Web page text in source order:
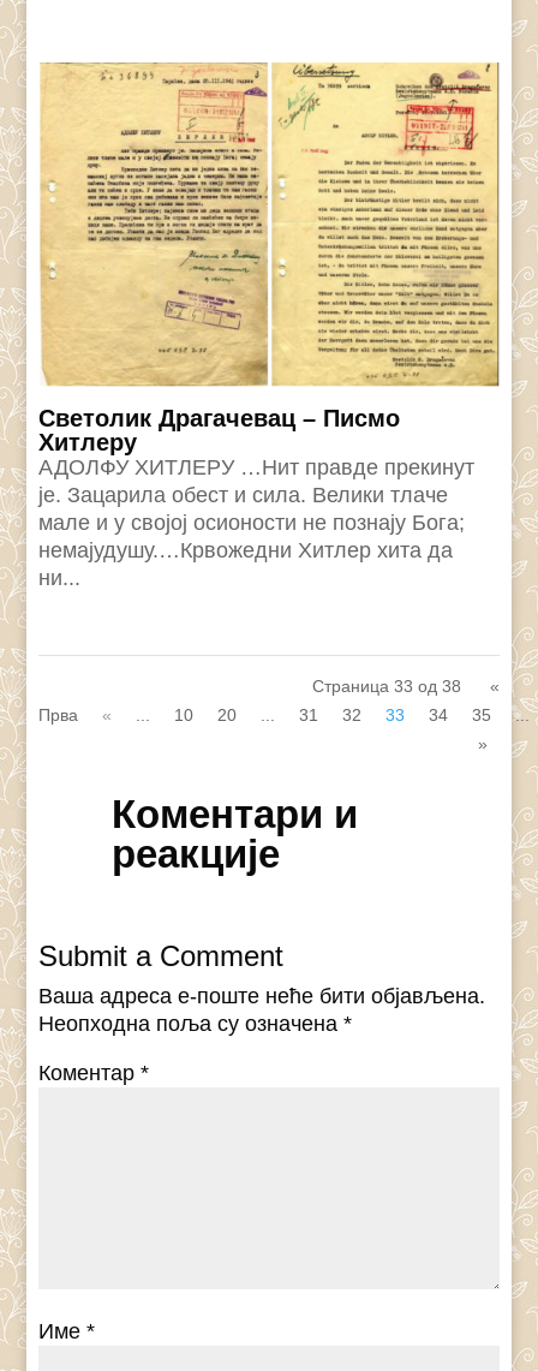
Светолик Драгачевац – Писмо
Хитлеру
АДОЛФУ ХИТЛЕРУ …Нит правде прекинут
је. Зацарила обест и сила. Велики тлаче
мале и у својој осионости не познају Бога;
немајудушу.…Крвожедни Хитлер хита да
ни...
Страница 33 од 38
«
Прва
« 10 20 31 32 33 34 35
...
»
Коментари и
реакције
Submit a Comment
Ваша адреса е-поште неће бити објављена.
Неопходна поља су означена*
Коментар*
Име*